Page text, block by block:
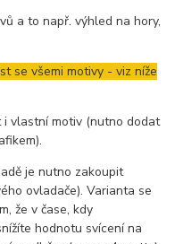
a to např. výhled na hory,
se všemi motivy - viz níže
i vlastní motiv (nutno dodat
je nutno zakoupit
ovladače). Varianta se
že v čase, kdy
hodnotu svícení na